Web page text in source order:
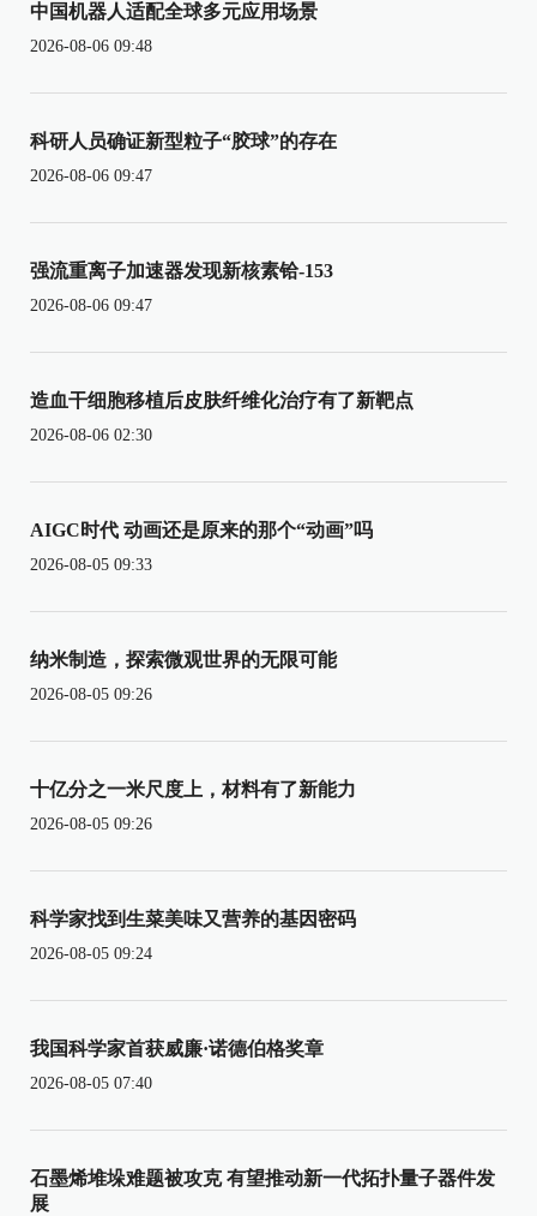
中国机器人适配全球多元应用场景
2026-08-06 09:48
科研人员确证新型粒子“胶球”的存在
2026-08-06 09:47
强流重离子加速器发现新核素铪-153
2026-08-06 09:47
造血干细胞移植后皮肤纤维化治疗有了新靶点
2026-08-06 02:30
AIGC时代 动画还是原来的那个“动画”吗
2026-08-05 09:33
纳米制造，探索微观世界的无限可能
2026-08-05 09:26
十亿分之一米尺度上，材料有了新能力
2026-08-05 09:26
科学家找到生菜美味又营养的基因密码
2026-08-05 09:24
我国科学家首获威廉·诺德伯格奖章
2026-08-05 07:40
石墨烯堆垛难题被攻克 有望推动新一代拓扑量子器件发
展